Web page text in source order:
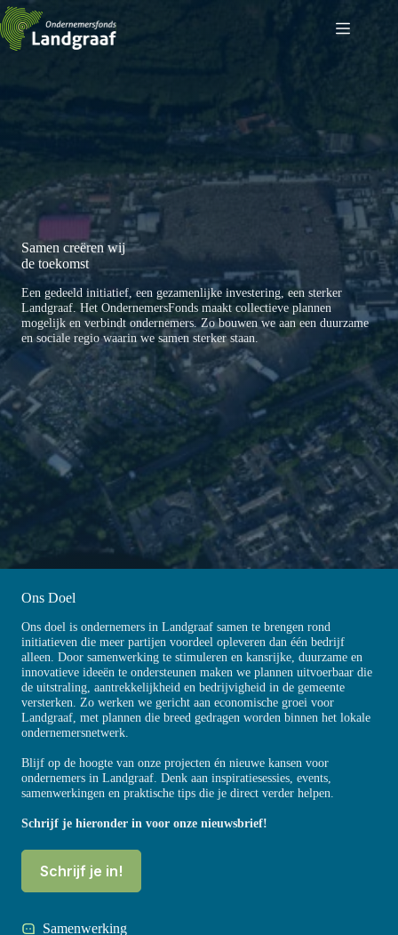
Ga
naar
de
inhoud
Samen creëren wij
de toekomst
Een gedeeld initiatief, een gezamenlijke investering, een sterker
Landgraaf. Het OndernemersFonds maakt collectieve plannen
mogelijk en verbindt ondernemers. Zo bouwen we aan een duurzame
en sociale regio waarin we samen sterker staan.
Ons Doel
Ons doel is ondernemers in Landgraaf samen te brengen rond
initiatieven die meer partijen voordeel opleveren dan één bedrijf
alleen. Door samenwerking te stimuleren en kansrijke, duurzame en
innovatieve ideeën te ondersteunen maken we plannen uitvoerbaar die
de uitstraling, aantrekkelijkheid en bedrijvigheid in de gemeente
versterken. Zo werken we gericht aan economische groei voor
Landgraaf, met plannen die breed gedragen worden binnen het lokale
ondernemersnetwerk.
Blijf op de hoogte van onze projecten én nieuwe kansen voor
ondernemers in Landgraaf. Denk aan inspiratiesessies, events,
samenwerkingen en praktische tips die je direct verder helpen.
Schrijf je hieronder in voor onze nieuwsbrief!
Schrijf je in!
Samenwerking